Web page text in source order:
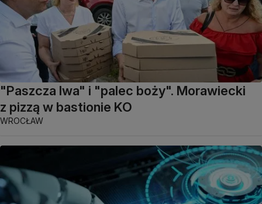
"Paszcza lwa" i "palec boży". Morawiecki
z pizzą w bastionie KO
WROCŁAW